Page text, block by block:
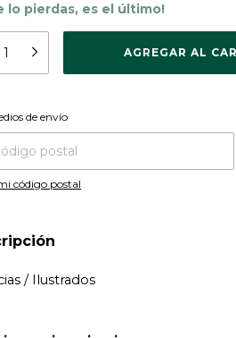
lo pierdas, es el último!
para el CP:
de envío
código postal
/ Ilustrados